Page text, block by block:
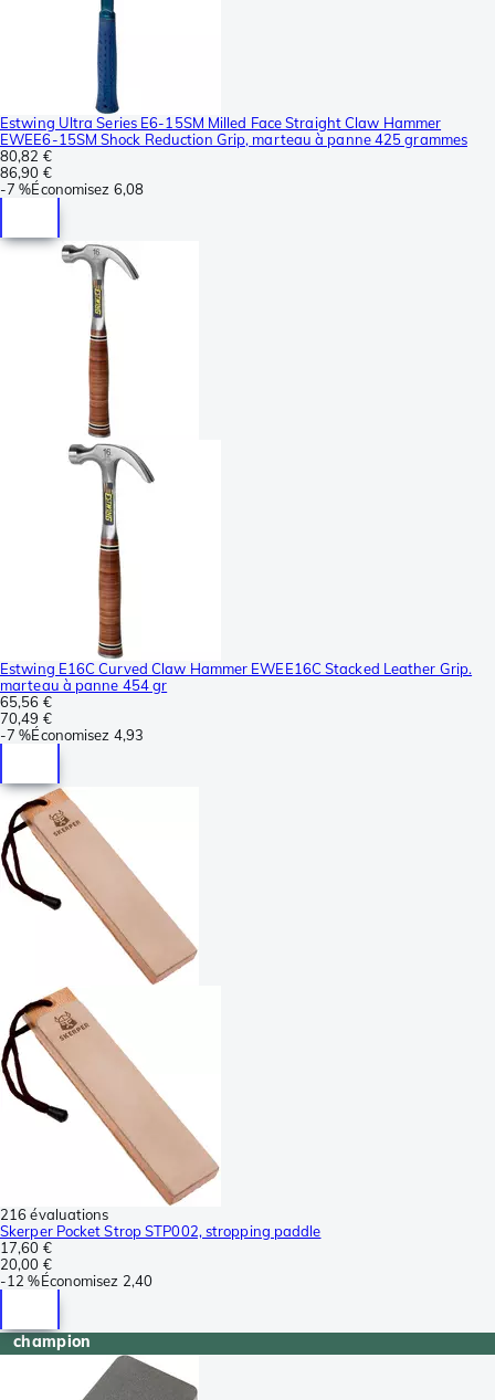
Estwing Ultra Series E6-15SM Milled Face Straight Claw Hammer
EWEE6-15SM Shock Reduction Grip, marteau à panne 425 grammes
80,82 €
86,90 €
-7 %Économisez 6,08
Estwing E16C Curved Claw Hammer EWEE16C Stacked Leather Grip.
marteau à panne 454 gr
65,56 €
70,49 €
-7 %Économisez 4,93
216 évaluations
Skerper Pocket Strop STP002, stropping paddle
17,60 €
20,00 €
-12 %Économisez 2,40
champion